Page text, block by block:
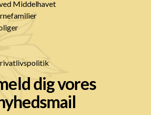
Middelhavet
dig vores